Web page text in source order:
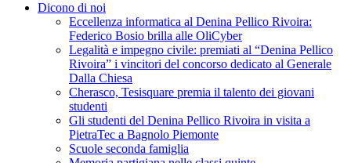
Dicono di noi
Eccellenza informatica al Denina Pellico Rivoira:
Federico Bosio brilla alle OliCyber
Legalità e impegno civile: premiati al “Denina Pellico
Rivoira” i vincitori del concorso dedicato al Generale
Dalla Chiesa
Cherasco, Tesisquare premia il talento dei giovani
studenti
Gli studenti del Denina Pellico Rivoira in visita a
PietraTec a Bagnolo Piemonte
Scuole seconda famiglia